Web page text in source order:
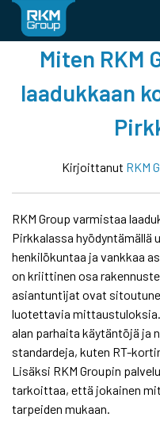
Skip
contentMiten RKM
laadukkaan
Kirjoittanut RKM
RKM Group varmistaa
Pirkkalassa
henkilökuntaa ja vankkaa
on kriittinen osa
asiantuntijat ovat
luotettavia
alan parhaita käytäntöjä ja
standardeja, kuten RT-
Lisäksi RKM Groupin
tarkoittaa, että jokainen
tarpeiden mukaan.